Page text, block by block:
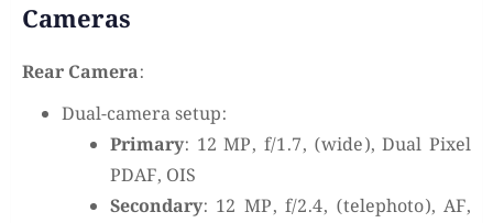
Cameras
Rear Camera:
Dual-camera setup:
Primary: 12 MP, f/1.7, (wide), Dual Pixel
PDAF, OIS
Secondary: 12 MP, f/2.4, (telephoto), AF,